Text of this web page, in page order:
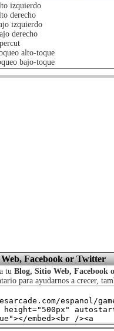
izquierdo
derecho
izquierdo
derecho
alto-toque
bajo-toque
Facebook or Twitter
tu Blog, Sitio Web, Facebook
para ayudarnos a crecer,